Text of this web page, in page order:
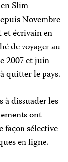
Slim
Novembre
et écrivain en
de voyager au
2007 et juin
quitter le pays.
à dissuader les
ont
façon sélective
en ligne.